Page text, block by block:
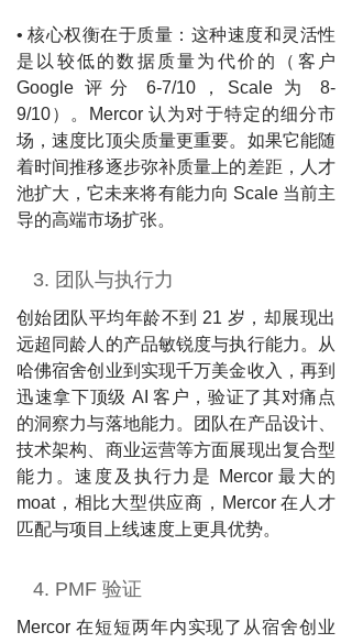
• 核心权衡在于质量：这种速度和灵活性
是以较低的数据质量为代价的（客户
Google 评分 6-7/10，Scale 为 8-
9/10）。Mercor 认为对于特定的细分市
场，速度比顶尖质量更重要。如果它能随
着时间推移逐步弥补质量上的差距，人才
池扩大，它未来将有能力向 Scale 当前主
导的高端市场扩张。
3. 团队与执行力
创始团队平均年龄不到 21 岁，却展现出
远超同龄人的产品敏锐度与执行能力。从
哈佛宿舍创业到实现千万美金收入，再到
迅速拿下顶级 AI 客户，验证了其对痛点
的洞察力与落地能力。团队在产品设计、
技术架构、商业运营等方面展现出复合型
能力。速度及执行力是 Mercor 最大的
moat，相比大型供应商，Mercor 在人才
匹配与项目上线速度上更具优势。
4. PMF 验证
Mercor 在短短两年内实现了从宿舍创业